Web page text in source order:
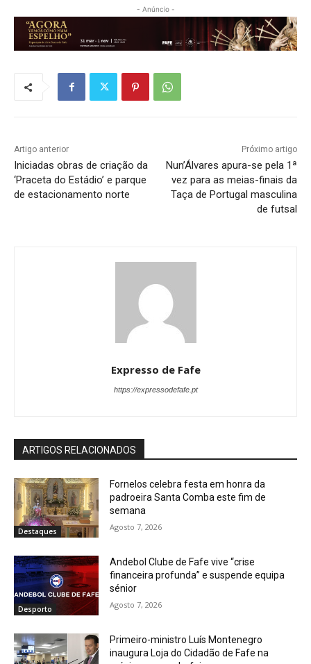
- Anúncio -
Artigo anterior
Iniciadas obras de criação da
‘Praceta do Estádio’ e parque
de estacionamento norte
Próximo artigo
Nun’Álvares apura-se pela 1ª
vez para as meias-finais da
Taça de Portugal masculina
de futsal
Expresso de Fafe
https://expressodefafe.pt
ARTIGOS RELACIONADOS
Destaques
Fornelos celebra festa em honra da
padroeira Santa Comba este fim de
semana
Agosto 7, 2026
Desporto
Andebol Clube de Fafe vive “crise
financeira profunda” e suspende equipa
sénior
Agosto 7, 2026
Primeiro-ministro Luís Montenegro
inaugura Loja do Cidadão de Fafe na